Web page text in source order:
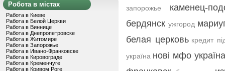
Робота в містах
Работа в Киеве
Работа в Белой Церкви
Работа в Виннице
Работа в Днепропетровске
Работа в Житомире
Работа в Запорожье
Работа в Ивано-Франковске
Работа в Кировограде
Работа в Кременчуге
Работа в Кривом Роге
запорожье
каменец-
бердянск ужгород
белая церковь кредит
україна нові мфо